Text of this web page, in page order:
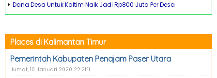
Dana Desa Untuk Kaltim Naik Jadi Rp800 Juta Per Desa
Places di Kalimantan Timur
Pemerintah Kabupaten Penajam Paser Utara
Jumat, 10 Januari 2020 22:21:11